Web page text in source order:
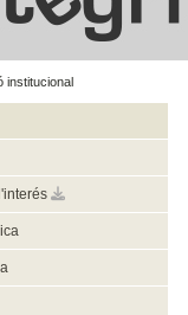
institucional